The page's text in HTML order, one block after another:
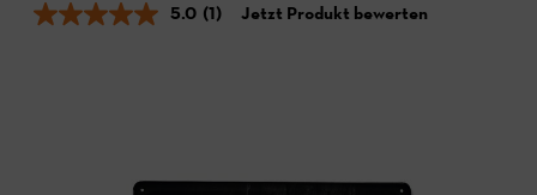
5.0 (1) Jetzt Produkt bewerten